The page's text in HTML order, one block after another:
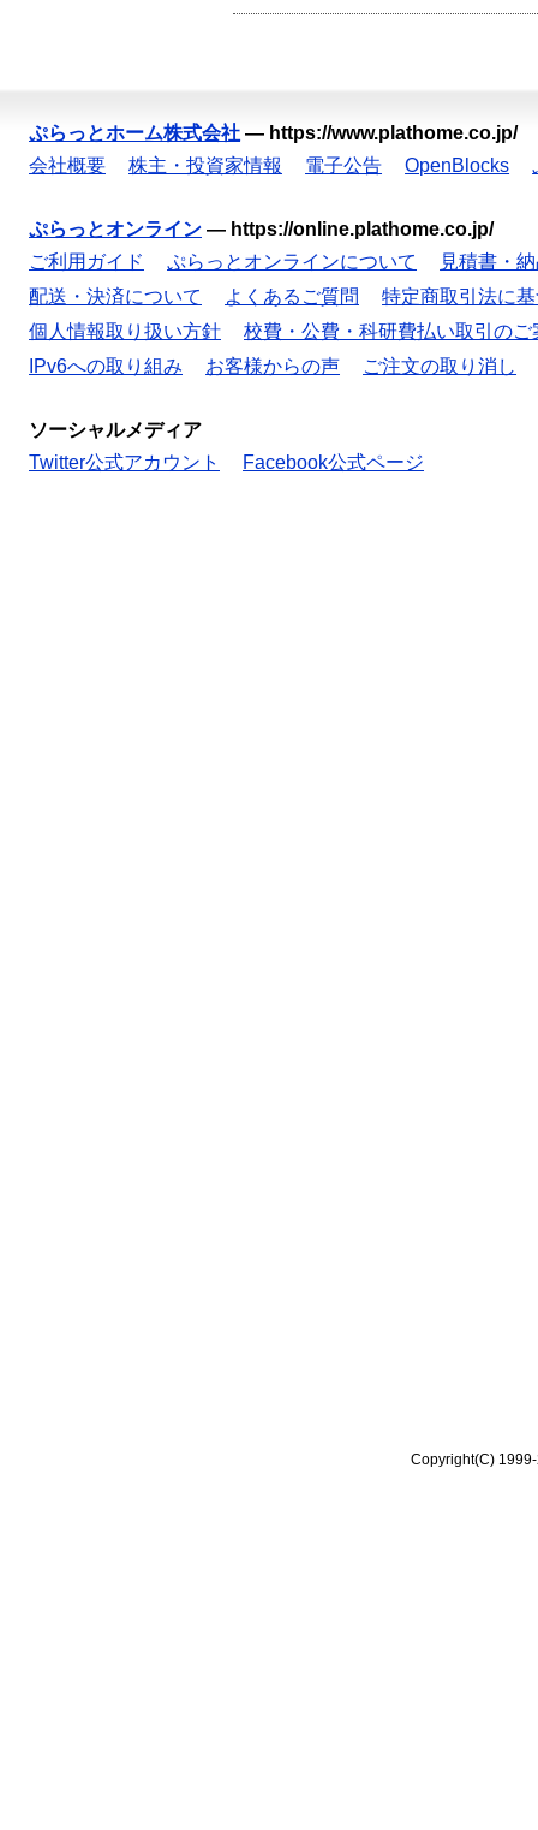
ぷらっとホーム株式会社 — https://www.plathome.co.jp/
会社概要
株主・投資家情報 電子公告 OpenBlocks
ぷらっとオンライン — https://online.plathome.co.jp/
ご利用ガイド
ぷらっとオンラインについて
見積書・
配送・決済について
よくあるご質問
特定商取引法に
個人情報取り扱い方針
校費・公費・科研費払い取引のご
IPv6への取り組み
お客様からの声 ご注文の取り消し
ソーシャルメディア
Twitter公式アカウント
Facebook公式ページ
Copyright(C)